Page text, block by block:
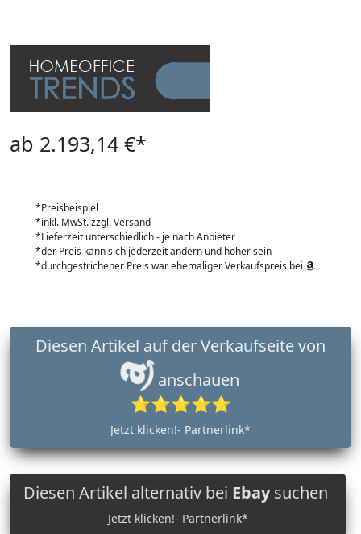
ab 2.193,14 €*
*Preisbeispiel
*inkl. MwSt. zzgl. Versand
*Lieferzeit unterschiedlich - je nach Anbieter
*der Preis kann sich jederzeit ändern und höher sein
*durchgestrichener Preis war ehemaliger Verkaufspreis bei
anschauen
⭐⭐⭐⭐⭐
Jetzt klicken!- Partnerlink*
Diesen Artikel alternativ bei Ebaysuchen
Jetzt klicken!- Partnerlink*